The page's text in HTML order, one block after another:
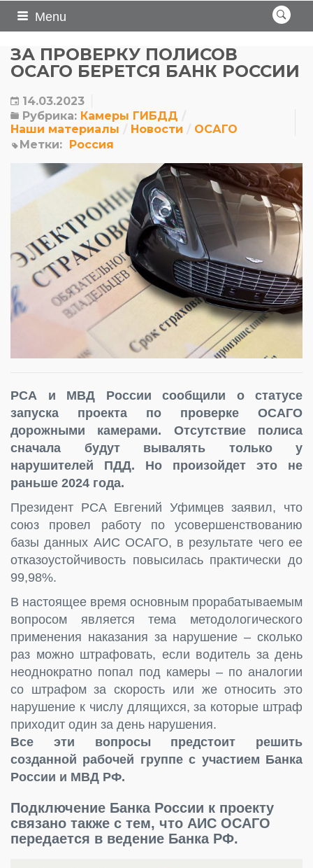
Menu
ЗА ПРОВЕРКУ ПОЛИСОВ
ОСАГО БЕРЕТСЯ БАНК РОССИИ
14.03.2023
Рубрика: Камеры ГИБДД
Наши материалы
Новости
ОСАГО
Метки: Россия
РСА и МВД России сообщили о статусе
запуска проекта по проверке ОСАГО
дорожными камерами. Отсутствие полиса
сначала будут вывалять только у
нарушителей ПДД. Но произойдет это не
раньше 2024 года.
Президент РСА Евгений Уфимцев заявил, что
союз провел работу по усовершенствованию
базы данных АИС ОСАГО, в результате чего ее
отказоустойчивость повысилась практически до
99,98%.
В настоящее время основным прорабатываемым
вопросом является тема методологического
применения наказания за нарушение – сколько
раз можно штрафовать, если водитель за день
неоднократно попал под камеры – по аналогии
со штрафом за скорость или же относить это
нарушение к числу длящихся, за которые штраф
приходит один за день нарушения.
Все эти вопросы предстоит решить
созданной рабочей группе с участием Банка
России и МВД РФ.
Подключение Банка России к проекту
связано также с тем, что АИС ОСАГО
передается в ведение Банка РФ.